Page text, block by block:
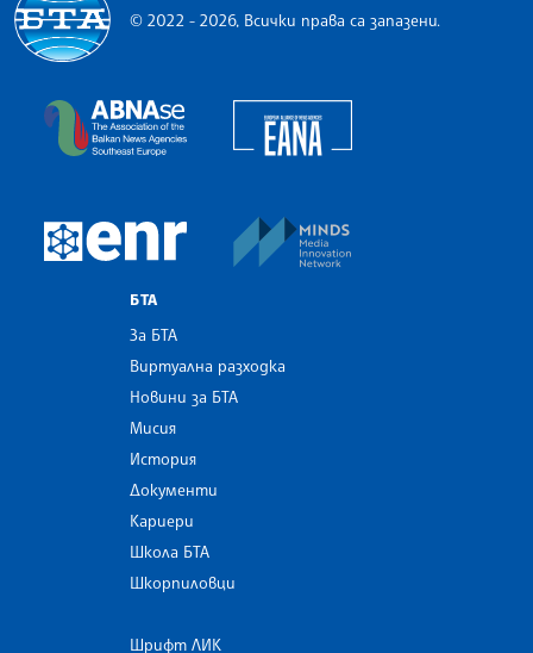
© 2022 - 2026, Всички права са запазени.
The Assocoation of the Balkan News Agencies
European Newsroom
БТА
За БТА
Виртуална разходка
Новини за БТА
Мисия
История
Документи
Кариери
Школа БТА
Шкорпиловци
Шрифт ЛИК